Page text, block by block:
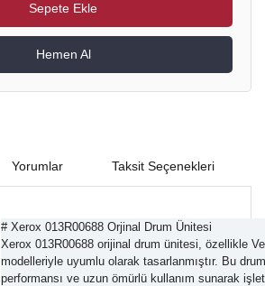
Sepete Ekle
Hemen Al
Yorumlar Taksit Seçenekleri
# Xerox 013R00688 Orjinal Drum Ünitesi
Xerox 013R00688 orijinal drum ünitesi, özellikle
modelleriyle uyumlu olarak tasarlanmıştır. Bu
performansı ve uzun ömürlü kullanım sunarak